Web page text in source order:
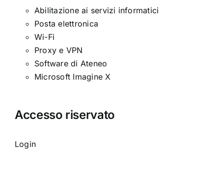
Abilitazione ai servizi informatici
Posta elettronica
Wi-Fi
Proxy e VPN
Software di Ateneo
Microsoft Imagine X
Accesso riservato
Login